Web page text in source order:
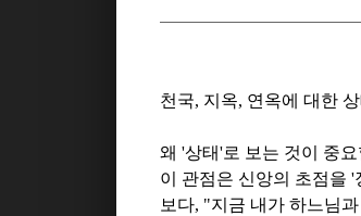
천국, 지옥, 연옥에 대한
왜 '상태'로 보는 것이 중
이 관점은 신앙의 초점을 '
보다, "지금 내가 하느님